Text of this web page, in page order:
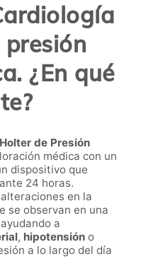
¿En qué
de Presión
médica con un
dispositivo que
24 horas.
en la
se observan en una
a
, hipotensión o
a lo largo del día